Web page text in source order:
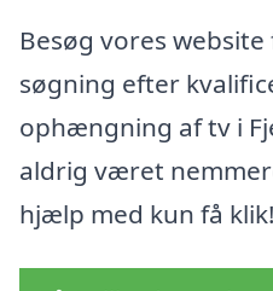
Besøg vores
søgning efter
ophængning af tv i
aldrig været
hjælp med kun få klik!